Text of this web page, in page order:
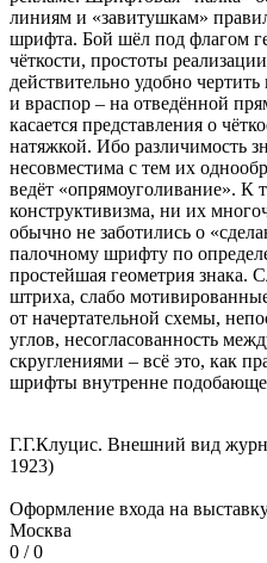
линиям и «завитушкам»
шрифта. Бой шёл под флагом
чёткости, простоты
действительно удобно
и враспор – на отведённой
касается представления о
натяжкой. Ибо различимость
несовместима с тем их
ведёт «опрямоуголивание».
конструктивизма, ни их
обычно не заботились о
палочному шрифту по
простейшая геометрия знака.
штриха, слабо
от начертательной схемы,
углов, несогласованность
скруглениями – всё это, как
шрифты внутренне
Г.Г.Клуцис. Внешний вид
1923)
Оформление входа на
Москва
0 / 0